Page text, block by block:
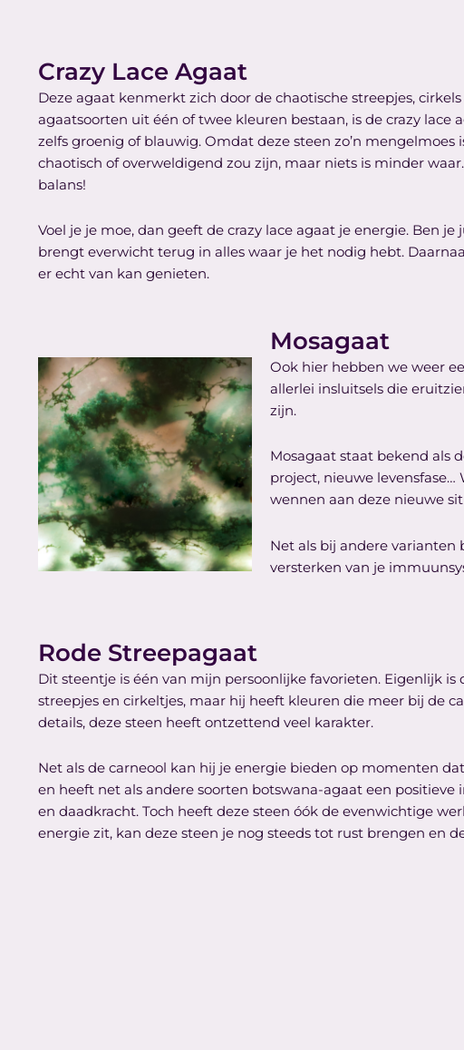
Crazy Lace Agaat
Deze agaat kenmerkt zich door de chaotische streepjes,
agaatsoorten uit één of twee kleuren bestaan, is de crazy lace
zelfs groenig of blauwig. Omdat deze steen zo’n
chaotisch of overweldigend zou zijn, maar niets is minder
balans!
Voel je je moe, dan geeft de crazy lace agaat je energie. Ben
brengt everwicht terug in alles waar je het nodig hebt.
er echt van kan genieten.
Mosagaat
Ook hier hebben we weer
allerlei insluitsels die
zijn.
Mosagaat staat bekend als
project, nieuwe
wennen aan deze nieuwe
Net als bij andere varianten
versterken van je
Rode Streepagaat
Dit steentje is één van mijn persoonlijke favorieten. Eigenlijk
streepjes en cirkeltjes, maar hij heeft kleuren die meer bij de
details, deze steen heeft ontzettend veel karakter.
Net als de carneool kan hij je energie bieden op momenten
en heeft net als andere soorten botswana-agaat een
en daadkracht. Toch heeft deze steen óók de evenwichtige
energie zit, kan deze steen je nog steeds tot rust brengen en